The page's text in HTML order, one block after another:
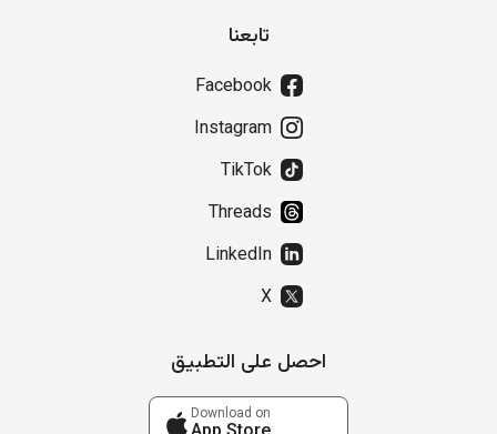
تابعنا
Facebook
Instagram
TikTok
Threads
LinkedIn
X
احصل على التطبيق
Download on